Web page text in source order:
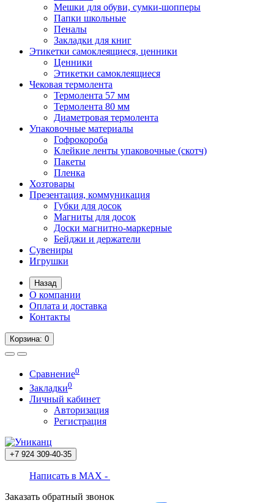
Мешки для обуви, сумки-шопперы
Папки школьные
Пеналы
Закладки для книг
Этикетки самоклеящиеся, ценники
Ценники
Этикетки самоклеящиеся
Чековая термолента
Термолента 57 мм
Термолента 80 мм
Диаметровая термолента
Упаковочные материалы
Гофрокороба
Клейкие ленты упаковочные (скотч)
Пакеты
Пленка
Хозтовары
Презентация, коммуникация
Губки для досок
Магниты для досок
Доски магнитно-маркерные
Бейджи и держатели
Сувениры
Игрушки
Назад
О компании
Оплата и доставка
Контакты
Корзина: 0
Сравнение0
Закладки0
Личный кабинет
Авторизация
Регистрация
+7 924 309-40-35
Написать в MAX -
Заказать обратный звонок